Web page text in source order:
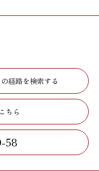
経路を検索する
ちら
58